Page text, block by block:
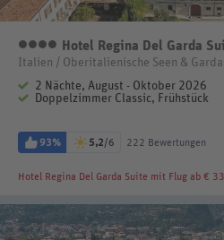
4 Sterne
Hotel Regina Del Garda
Italien / Oberitalienische Seen &
2 Nächte, August - Oktober 2026
Doppelzimmer Classic, Frühstück
93% 5,2/6 222 Bewertungen
Hotel Regina Del Garda Suite mit Flug ab €